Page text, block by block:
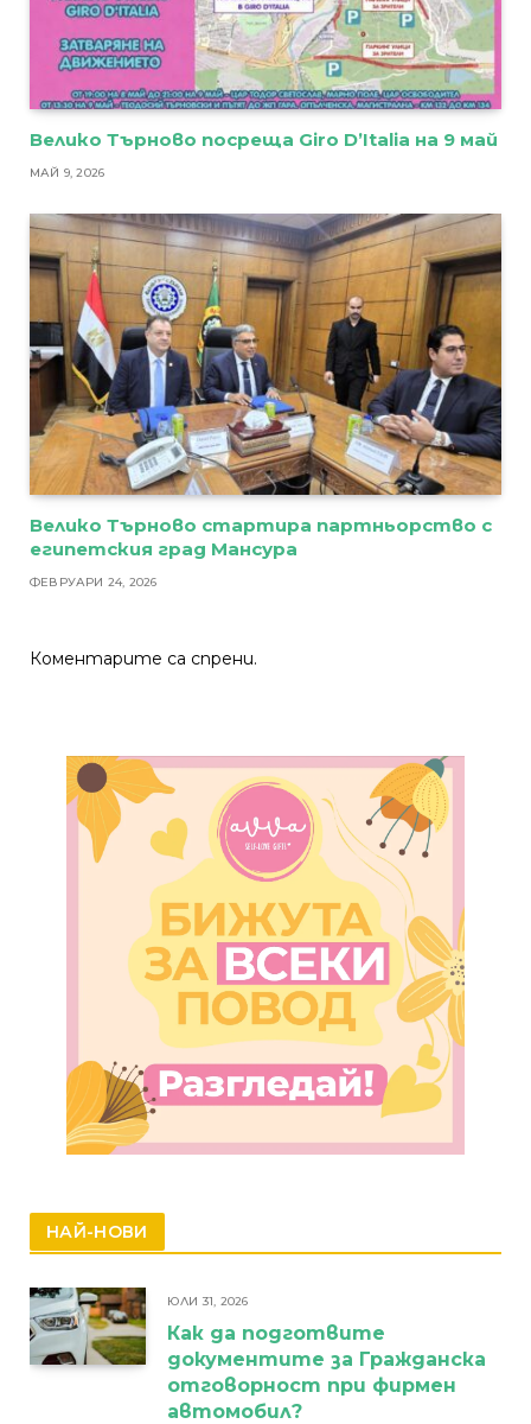
Велико Търново посреща Giro D’Italia на 9 май
МАЙ 9, 2026
Велико Търново стартира партньорство с
египетския град Мансура
ФЕВРУАРИ 24, 2026
Коментарите са спрени.
НАЙ-НОВИ
ЮЛИ 31, 2026
Как да подготвите
документите за Гражданска
отговорност при фирмен
автомобил?